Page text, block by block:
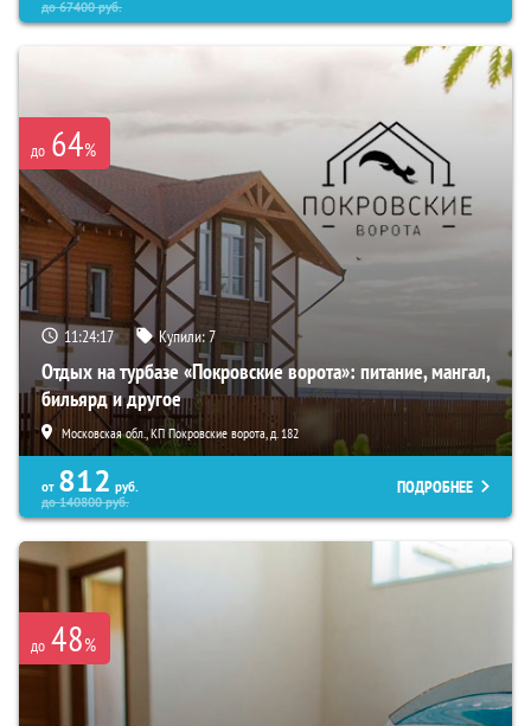
до67400руб.
до 64%
11:24:16 Купили:7
Отдых на турбазе «Покровские ворота»: питание, мангал,
бильярд и другое
Московская обл., КП Покровские ворота, д. 182
от 812 руб.
до140800руб.
ПОДРОБНЕЕ
до 48%